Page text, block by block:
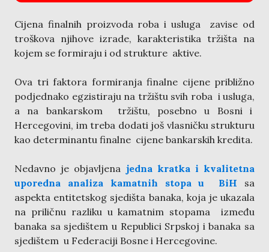
Cijena finalnih proizvoda roba i usluga zavise od
troškova njihove izrade, karakteristika tržišta na
kojem se formiraju i od strukture aktive.
Ova tri faktora formiranja finalne cijene približno
podjednako egzistiraju na tržištu svih roba i usluga,
a na bankarskom tržištu, posebno u Bosni i
Hercegovini, im treba dodati još vlasničku strukturu
kao determinantu finalne cijene bankarskih kredita.
Nedavno je objavljena jedna kratka i kvalitetna
uporedna analiza kamatnih stopa u BiH sa
aspekta entitetskog sjedišta banaka, koja je ukazala
na priličnu razliku u kamatnim stopama između
banaka sa sjedištem u Republici Srpskoj i banaka sa
sjedištem u Federaciji Bosne i Hercegovine.